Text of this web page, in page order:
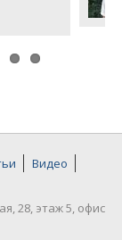
Видео
28, этаж 5, офис